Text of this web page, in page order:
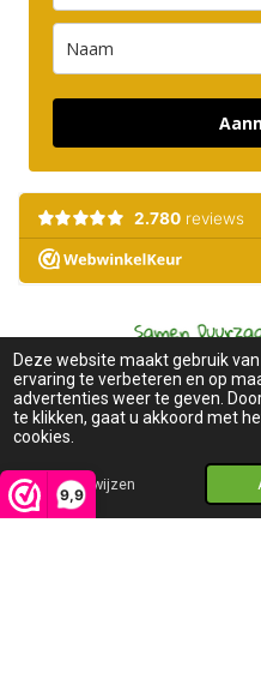
Deze website maakt gebruik
ervaring te verbeteren en op
advertenties weer te geven. Door
te klikken, gaat u akkoord met
cookies.
Afwijzen
9,9
2018-2026 © Pure Honey. All